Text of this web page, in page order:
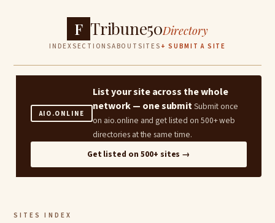
F Tribune50Directory
INDEXSECTIONSABOUT SITES + SUBMIT A SITE
AIO.ONLINE
List your site across the whole
network — one submitSubmit once
on aio.online and get listed on 500+ web
directories at the same time.
Get listed on 500+ sites →
SITES INDEX